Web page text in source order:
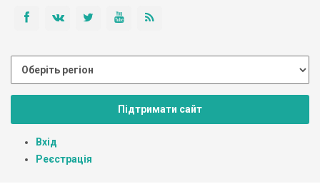
Підтримати сайт
Вхід
Реєстрація